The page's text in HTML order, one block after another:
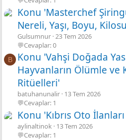
Konu 'Masterchef
Nereli, Yaşı, Boyu,
Gulsumnur 23 Tem 2026
💬Cevaplar: 0
B
Konu 'Vahşi Doğada
Hayvanların Ölümle ve
Ritüelleri'
batuhanunalir 13 Tem 2026
💬Cevaplar: 1
Konu 'Kıbrıs Oto
aylinaltinok 13 Tem 2026
💬Cevaplar: 1